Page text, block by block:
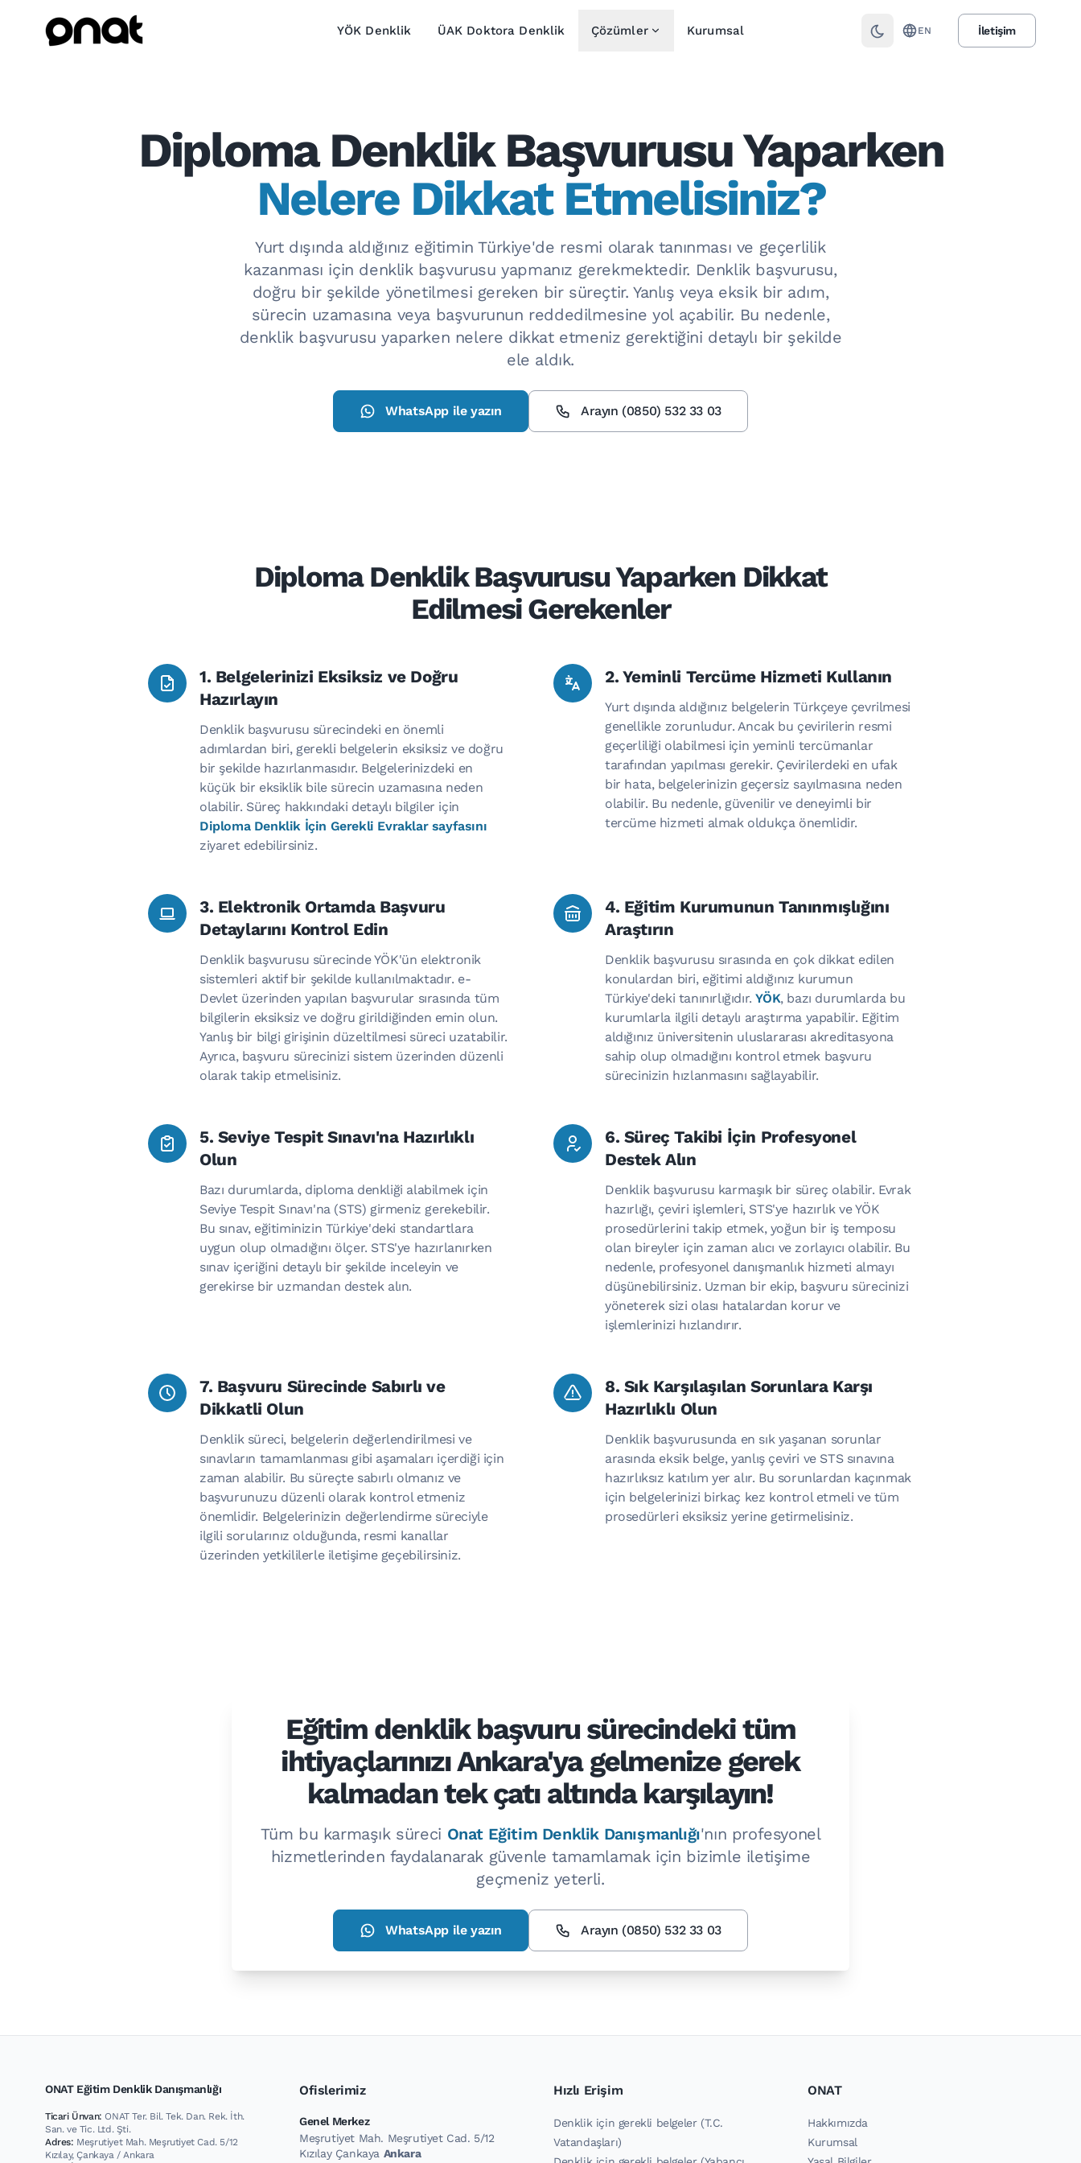
YÖK Denklik ÜAK Doktora Denklik Çözümler Kurumsal EN İletişim
Diploma Denklik Başvurusu Yaparken
Nelere Dikkat Etmelisiniz?
Yurt dışında aldığınız eğitimin Türkiye'de resmi olarak tanınması ve geçerlilik
kazanması için denklik başvurusu yapmanız gerekmektedir. Denklik başvurusu,
doğru bir şekilde yönetilmesi gereken bir süreçtir. Yanlış veya eksik bir adım,
sürecin uzamasına veya başvurunun reddedilmesine yol açabilir. Bu nedenle,
denklik başvurusu yaparken nelere dikkat etmeniz gerektiğini detaylı bir şekilde
ele aldık.
WhatsApp ile yazın Arayın (0850) 532 33 03
Diploma Denklik Başvurusu Yaparken Dikkat
Edilmesi Gerekenler
1. Belgelerinizi Eksiksiz ve Doğru
Hazırlayın
Denklik başvurusu sürecindeki en önemli
adımlardan biri, gerekli belgelerin eksiksiz ve doğru
bir şekilde hazırlanmasıdır. Belgelerinizdeki en
küçük bir eksiklik bile sürecin uzamasına neden
olabilir. Süreç hakkındaki detaylı bilgiler için
Diploma Denklik İçin Gerekli Evraklar sayfasını
ziyaret edebilirsiniz.
2. Yeminli Tercüme Hizmeti Kullanın
Yurt dışında aldığınız belgelerin Türkçeye çevrilmesi
genellikle zorunludur. Ancak bu çevirilerin resmi
geçerliliği olabilmesi için yeminli tercümanlar
tarafından yapılması gerekir. Çevirilerdeki en ufak
bir hata, belgelerinizin geçersiz sayılmasına neden
olabilir. Bu nedenle, güvenilir ve deneyimli bir
tercüme hizmeti almak oldukça önemlidir.
3. Elektronik Ortamda Başvuru
Detaylarını Kontrol Edin
Denklik başvurusu sürecinde YÖK'ün elektronik
sistemleri aktif bir şekilde kullanılmaktadır. e-
Devlet üzerinden yapılan başvurular sırasında tüm
bilgilerin eksiksiz ve doğru girildiğinden emin olun.
Yanlış bir bilgi girişinin düzeltilmesi süreci uzatabilir.
Ayrıca, başvuru sürecinizi sistem üzerinden düzenli
olarak takip etmelisiniz.
4. Eğitim Kurumunun Tanınmışlığını
Araştırın
Denklik başvurusu sırasında en çok dikkat edilen
konulardan biri, eğitimi aldığınız kurumun
Türkiye'deki tanınırlığıdır.YÖK, bazı durumlarda bu
kurumlarla ilgili detaylı araştırma yapabilir. Eğitim
aldığınız üniversitenin uluslararası akreditasyona
sahip olup olmadığını kontrol etmek başvuru
sürecinizin hızlanmasını sağlayabilir.
5. Seviye Tespit Sınavı'na Hazırlıklı
Olun
Bazı durumlarda, diploma denkliği alabilmek için
Seviye Tespit Sınavı'na (STS) girmeniz gerekebilir.
Bu sınav, eğitiminizin Türkiye'deki standartlara
uygun olup olmadığını ölçer. STS'ye hazırlanırken
sınav içeriğini detaylı bir şekilde inceleyin ve
gerekirse bir uzmandan destek alın.
6. Süreç Takibi İçin Profesyonel
Destek Alın
Denklik başvurusu karmaşık bir süreç olabilir. Evrak
hazırlığı, çeviri işlemleri, STS'ye hazırlık ve YÖK
prosedürlerini takip etmek, yoğun bir iş temposu
olan bireyler için zaman alıcı ve zorlayıcı olabilir. Bu
nedenle, profesyonel danışmanlık hizmeti almayı
düşünebilirsiniz. Uzman bir ekip, başvuru sürecinizi
yöneterek sizi olası hatalardan korur ve
işlemlerinizi hızlandırır.
7. Başvuru Sürecinde Sabırlı ve
Dikkatli Olun
Denklik süreci, belgelerin değerlendirilmesi ve
sınavların tamamlanması gibi aşamaları içerdiği için
zaman alabilir. Bu süreçte sabırlı olmanız ve
başvurunuzu düzenli olarak kontrol etmeniz
önemlidir. Belgelerinizin değerlendirme süreciyle
ilgili sorularınız olduğunda, resmi kanallar
üzerinden yetkililerle iletişime geçebilirsiniz.
8. Sık Karşılaşılan Sorunlara Karşı
Hazırlıklı Olun
Denklik başvurusunda en sık yaşanan sorunlar
arasında eksik belge, yanlış çeviri ve STS sınavına
hazırlıksız katılım yer alır. Bu sorunlardan kaçınmak
için belgelerinizi birkaç kez kontrol etmeli ve tüm
prosedürleri eksiksiz yerine getirmelisiniz.
Eğitim denklik başvuru sürecindeki tüm
ihtiyaçlarınızı Ankara'ya gelmenize gerek
kalmadan tek çatı altında karşılayın!
Tüm bu karmaşık süreci Onat Eğitim Denklik Danışmanlığı'nın profesyonel
hizmetlerinden faydalanarak güvenle tamamlamak için bizimle iletişime
geçmeniz yeterli.
WhatsApp ile yazın Arayın (0850) 532 33 03
ONAT Eğitim Denklik Danışmanlığı
Ticari Ünvan: ONAT Ter. Bil. Tek. Dan. Rek. İth.
San. ve Tic. Ltd. Şti.
Adres: Meşrutiyet Mah. Meşrutiyet Cad. 5/12
Kızılay, Çankaya / Ankara
Ofislerimiz
Genel Merkez
Meşrutiyet Mah. Meşrutiyet Cad. 5/12
Kızılay Çankaya Ankara
Hızlı Erişim
Denklik için gerekli belgeler (T.C.
Vatandaşları)
ONAT
Hakkımızda
Kurumsal